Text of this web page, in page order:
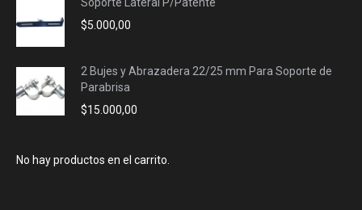
Soporte Lateral P/Patente
$5.000,00
2 Bujes y Abrazadera 22/25 mm Para Soporte de
Parabrisa
$15.000,00
No hay productos en el carrito.